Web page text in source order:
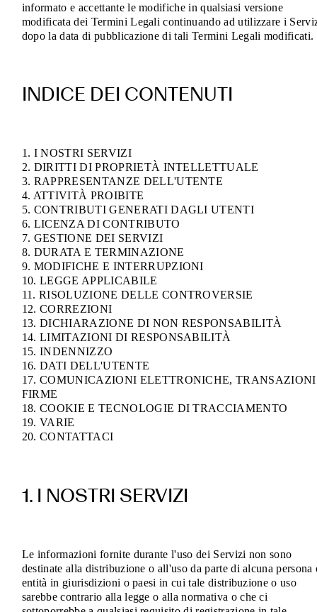
informato e accettante le modifiche in qualsiasi versione
modificata dei Termini Legali continuando ad utilizzare i
dopo la data di pubblicazione di tali Termini Legali modificati.
INDICE DEI CONTENUTI
1. I NOSTRI SERVIZI
2. DIRITTI DI PROPRIETÀ INTELLETTUALE
3. RAPPRESENTANZE DELL'UTENTE
4. ATTIVITÀ PROIBITE
5. CONTRIBUTI GENERATI DAGLI UTENTI
6. LICENZA DI CONTRIBUTO
7. GESTIONE DEI SERVIZI
8. DURATA E TERMINAZIONE
9. MODIFICHE E INTERRUPZIONI
10. LEGGE APPLICABILE
11. RISOLUZIONE DELLE CONTROVERSIE
12. CORREZIONI
13. DICHIARAZIONE DI NON RESPONSABILITÀ
14. LIMITAZIONI DI RESPONSABILITÀ
15. INDENNIZZO
16. DATI DELL'UTENTE
17. COMUNICAZIONI ELETTRONICHE,
FIRME
18. COOKIE E TECNOLOGIE DI TRACCIAMENTO
19. VARIE
20. CONTATTACI
1. I NOSTRI SERVIZI
Le informazioni fornite durante l'uso dei Servizi non sono
destinate alla distribuzione o all'uso da parte di alcuna persona
entità in giurisdizioni o paesi in cui tale distribuzione o uso
sarebbe contrario alla legge o alla normativa o che ci